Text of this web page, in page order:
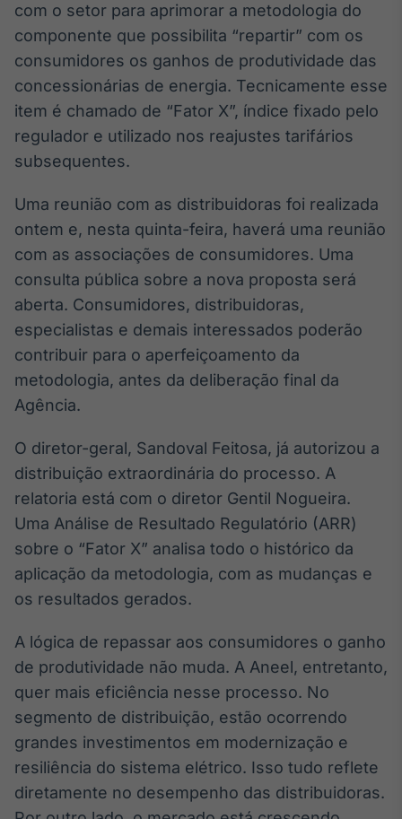
Broadcast
White Label
Plataforma para
conteúdos
personalizados
Soluções de Dados
e Conteúdos
Plataforma para
negociação de
ativos
Broadcast
Datafeed
APIs para
integração de
conteúdos e
dados
Ticker
Cotações e
headlines de
notícias
Widgets
funcionalidades
Broadcast
Wallboard
Conteúdos e
dados para
displays e telas
com o setor para aprimorar a metodologia do
componente que possibilita “repartir” com os
consumidores os ganhos de produtividade das
concessionárias de energia. Tecnicamente esse
item é chamado de “Fator X”, índice fixado pelo
regulador e utilizado nos reajustes tarifários
subsequentes.
Uma reunião com as distribuidoras foi realizada
ontem e, nesta quinta-feira, haverá uma reunião
com as associações de consumidores. Uma
consulta pública sobre a nova proposta será
aberta. Consumidores, distribuidoras,
especialistas e demais interessados poderão
contribuir para o aperfeiçoamento da
metodologia, antes da deliberação final da
Agência.
O diretor-geral, Sandoval Feitosa, já autorizou a
distribuição extraordinária do processo. A
relatoria está com o diretor Gentil Nogueira.
Uma Análise de Resultado Regulatório (ARR)
sobre o “Fator X” analisa todo o histórico da
aplicação da metodologia, com as mudanças e
os resultados gerados.
A lógica de repassar aos consumidores o ganho
de produtividade não muda. A Aneel, entretanto,
quer mais eficiência nesse processo. No
segmento de distribuição, estão ocorrendo
grandes investimentos em modernização e
resiliência do sistema elétrico. Isso tudo reflete
diretamente no desempenho das distribuidoras.